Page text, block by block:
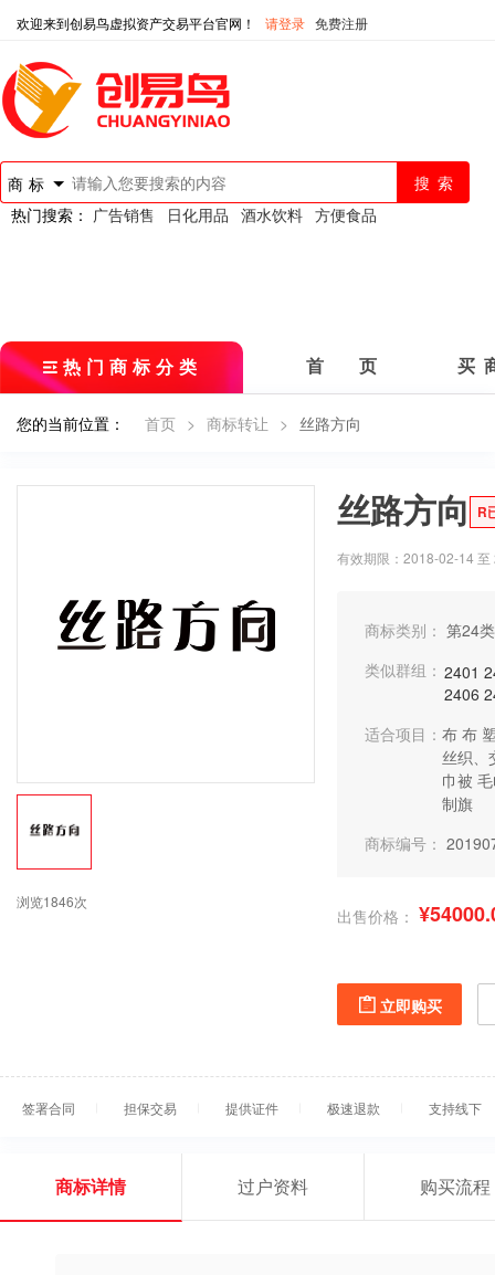
欢迎来到创易鸟虚拟资产交易平台官网！ 请登录 免费注册
商标
热门搜索： 广告销售 日化用品 酒水饮料 方便食品
热门商标分类 首 页 买
您的当前位置： 首页 > 商标转让 > 丝路方向
浏览1846次
丝路方向 R
有效期限：2018-02-14
商标类别： 第24
类似群组： 2401
2406
适合项目： 布 布
丝织、
巾被
制旗
商标编号：
出售价格：
立即购买
签署合同 担保交易 提供证件 极速退款 支持线下
商标详情 过户资料 购买流程